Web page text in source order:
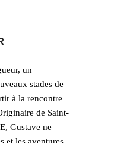
un
stades de
à la rencontre
de Saint-
Gustave ne